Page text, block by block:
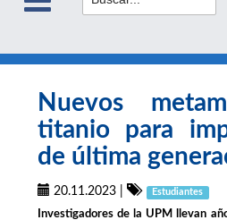
Nuevos
titanio para
de última
20.11.2023 Estudiantes
Investigadores de la UPM llevan